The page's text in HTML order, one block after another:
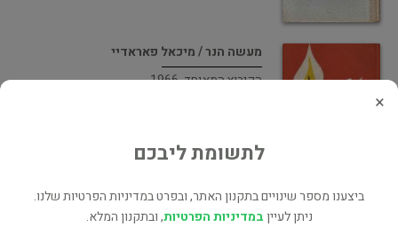
מעשה הנר / מיכאל פאראדיי
הקיבוץ המאוחד, 1966
מלחמות שבת : לבאור סוגית…
×
לתשומת ליבכם
ביצענו מספר שינויים בתקנון האתר, ובפרט במדיניות הפרטיות שלנו.
ניתן לעייןבמדיניות הפרטיות, ובתקנון המלא.